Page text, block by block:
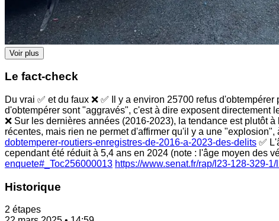
Voir plus
Le fact-check
Du vrai ✅ et du faux ❌ ✅ Il y a environ 25700 refus
d'obtempérer sont "aggravés", c'est à dire exposent directement
❌ Sur les dernières années (2016-2023), la tendance est plutôt
récentes, mais rien ne permet d'affirmer qu'il y a une
dobtemperer-routiers-enregistres-de-2016-a-2023-des-delits ✅
cependant été réduit à 5,4 ans en 2024 (note : l'âge moyen des
enquete#_Toc256000013 https://www.senat.fr/rap/l23-128-329-
Historique
2 étapes